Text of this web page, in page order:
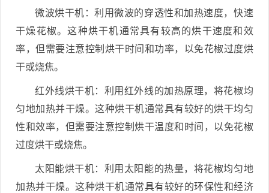
微波烘干机：利用微波的穿透性和加热速度，快速
干燥花椒。这种烘干机通常具有较高的烘干速度和效
率，但需要注意控制烘干时间和功率，以免花椒过度烘
干或烧焦。
红外线烘干机：利用红外线的加热原理，将花椒均
匀地加热并干燥。这种烘干机通常具有较好的烘干均匀
性和效率，但需要注意控制烘干温度和时间，以免花椒
过度烘干或烧焦。
太阳能烘干机：利用太阳能的热量，将花椒均匀地
加热并干燥。这种烘干机通常具有较好的环保性和经济